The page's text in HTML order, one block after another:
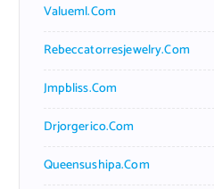
Valueml.com
Rebeccatorresjewelry.com
Jmpbliss.com
Drjorgerico.com
Queensushipa.com